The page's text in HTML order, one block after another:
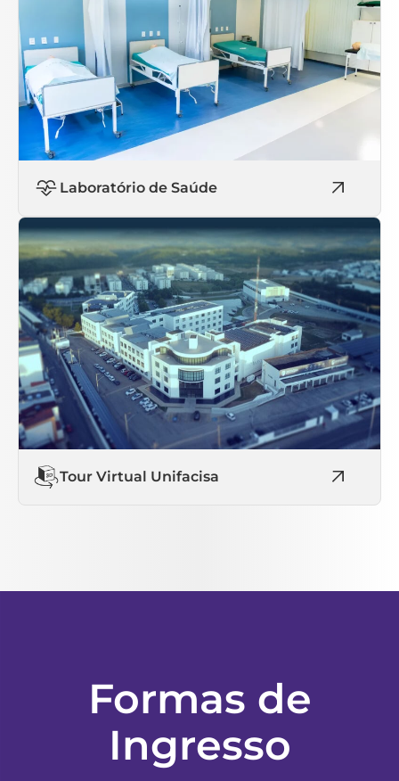
Laboratório de Saúde
Tour Virtual Unifacisa
Formas de
Ingresso